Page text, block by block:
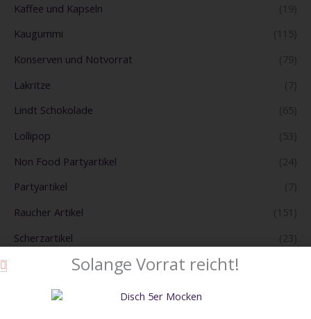
Kaffee und Kapseln
(19)
Kaugummi
(115)
Konserven und Notvorrat
(79)
Lakritze
(7)
Lindt Schokolade
(65)
Lollipop
(53)
Non Food Partyartikel
(24)
Partyartikel
(7)
Raucher Artikel
(151)
Scherzartikel
(23)
Solange Vorrat reicht!